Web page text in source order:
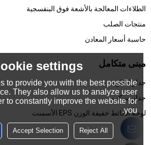
الطلاءات المعالجة بالأشعة فوق البنفسجية
منتجات الصلب
حاسبة أسعار المعادن
مبنى متكامل
جدار الحاوية
جدار مركب
لوحة الحائط خفيفة الوزن EPS الأسمنت
settings
to provide you with the best possible
They also allow us to analyze user
to constantly improve the website for
you.
Reject All
Accept Selection